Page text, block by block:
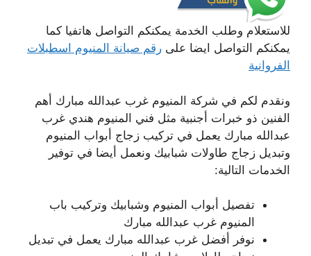
للاستعلام وطلب الخدمة يمكنكم التواصل هاتفيا كما
يمكنكم التواصل ايضا على رقم صيانة المنيوم اسطبلات
الفروانية
ونقدم لكم في شركة المنيوم غرب عبدالله مبارك أهم
الفنين ذو خبرات أجنبية مثل فني المنيوم هندي غرب
عبدالله مبارك يعمل في تركيب زجاج أبواب المنيوم
وتبديل زجاج طاولات شبابيك ونعمل أيضا في توفير
الخدمات التالية:
تفصيل أبواب المنيوم وشبابيك وتركيب باب
المنيوم غرب عبدالله مبارك
نوفر أفضل غرب عبدالله مبارك يعمل في تبديل